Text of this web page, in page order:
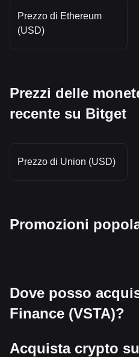
Prezzo di Ethereum
(USD)
Prezzi delle
recente su Bitget
Prezzo di Union (USD)
Promozioni
Dove posso
Finance (VSTA)?
Acquista crypto